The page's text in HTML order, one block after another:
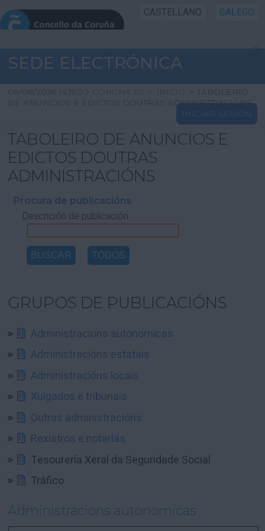
CASTELLANO GALEGO
INICIO SEDE
INICIO
INFORMACIÓN PÚBLICA
CARTAFOL CIDADÁN
UTILIDADES
AXUDA
SEDE ELECTRÓNICA
08/08/2026 14:19:20 CORUNA.ES > INICIO > TABOLEIRO
DE ANUNCIOS E EDICTOS DOUTRAS ADMINISTRACIÓNS
INICIAR SESIÓN
TABOLEIRO DE ANUNCIOS E
EDICTOS DOUTRAS
ADMINISTRACIÓNS
Procura de publicacións
Descrición de publicación
GRUPOS DE PUBLICACIÓNS
Administracions autonomicas
Administracións estatais
Administracións locais
Xulgados e tribunais
Outras administracións
Rexistros e notarías
Tesourería Xeral da Seguridade Social
Tráfico
Administracions autonomicas